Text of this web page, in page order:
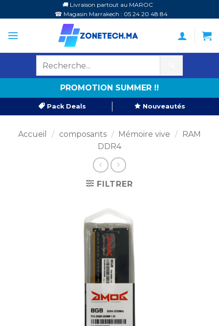
au
contenu
🚚 Livraison partout au MAROC
☎ Magasin Marrakech : 05 24 20 48 84
PROMOTION SUMMER !!
Pack Deals Nouveautés
Accueil / composants / Mémoire vive / RAM
DDR4
FILTRER